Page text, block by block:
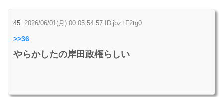
45: 2026/06/01(月) 00:05:54.57 ID:jbz+F2tg0
>>36
やらかしたの岸田政権らしい